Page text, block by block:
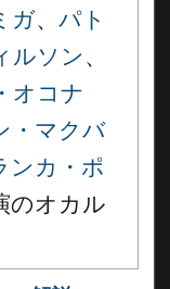
ガ、 パト
ルソン 、
オコナ
・マクバ
ンカ・ポ
のオカル